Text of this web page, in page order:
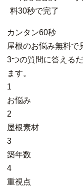
カンタン60秒
屋根のお悩み無料で
3つの質問に答える
ます。
1
お悩み
2
屋根素材
3
築年数
4
重視点